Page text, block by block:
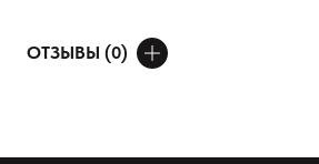
ОТЗЫВЫ (0)
ДОБАВИТЬ ОТЗЫВ